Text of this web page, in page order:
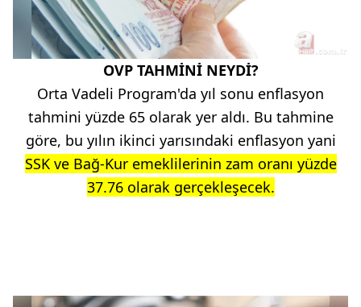
OVP TAHMİNİ NEYDİ?
Orta Vadeli Program'da yıl sonu enflasyon
tahmini yüzde 65 olarak yer aldı. Bu tahmine
göre, bu yılın ikinci yarısındaki enflasyon yani
SSK ve Bağ-Kur emeklilerinin zam oranı yüzde
37.76 olarak gerçekleşecek.